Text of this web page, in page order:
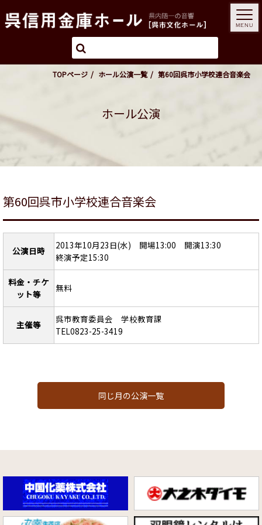
TOPページ ホール公演一覧 第60回呉市小学校連合音楽会
ホール公演
第60回呉市小学校連合音楽会
公演日時
2013年10月23日(水) 開場13:00 開演13:30
終演予定15:30
料金・チケ
ット等
無料
主催等
呉市教育委員会 学校教育課
TEL0823-25-3419
同じ月の公演一覧
MENU